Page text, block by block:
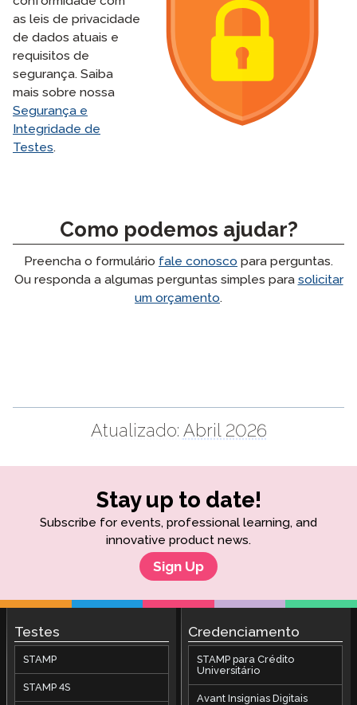
as leis de privacidade
de dados atuais e
requisitos de
segurança. Saiba
mais sobre nossa
Segurança e
Integridade de
Testes.
Como podemos ajudar?
Preencha o formulário fale conosco para perguntas.
Ou responda a algumas perguntas simples para solicitar
um orçamento.
Atualizado: Abril 2026
Stay up to date!
Subscribe for events, professional learning, and
innovative product news.
Sign Up
Testes
STAMP
STAMP 4S
Credenciamento
STAMP para Crédito
Universitário
Avant Insignias Digitais